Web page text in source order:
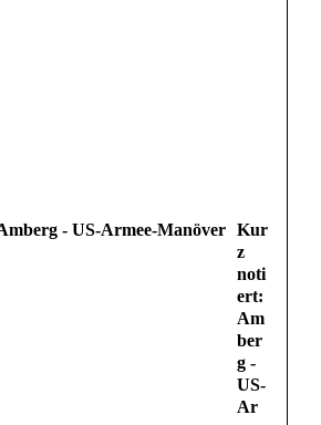
Kur
z
noti
ert:
Am
ber
g -
US-
Ar